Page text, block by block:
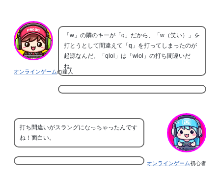
オンラインゲームの達人
「w」の隣のキーが「q」だから、「w（笑い）」を
打とうとして間違えて「q」を打ってしまったのが
起源なんだ。「qlol」は「wlol」の打ち間違いだ
ね。
オンラインゲーム初心者
打ち間違いがスラングになっちゃったんです
ね！面白い。